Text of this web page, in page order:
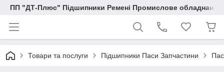
ПП "ДТ-Плюс" Підшипники Ремені Промислове обладнання
Товари та послуги Підшипники Паси Запчастини